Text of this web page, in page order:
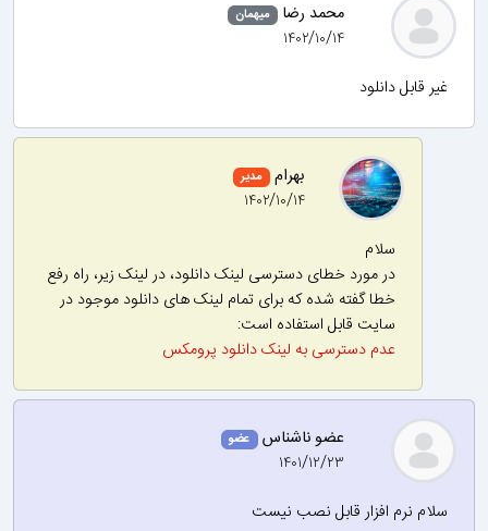
محمد رضا میهمان
۱۴۰۲/۱۰/۱۴
غیر قابل دانلود
بهرام مدیر
۱۴۰۲/۱۰/۱۴
سلام
در مورد خطای دسترسی لینک دانلود، در لینک زیر، راه رفع
خطا گفته شده که برای تمام لینک های دانلود موجود در
سایت قابل استفاده است:
عدم دسترسی به لینک دانلود پرومکس
عضو ناشناس عضو
۱۴۰۱/۱۲/۲۳
سلام نرم افزار قابل نصب نیست